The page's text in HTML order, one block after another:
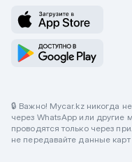
🔒 Важно! Mycar.kz никогда
через WhatsApp или
проводятся только через
не передавайте данные